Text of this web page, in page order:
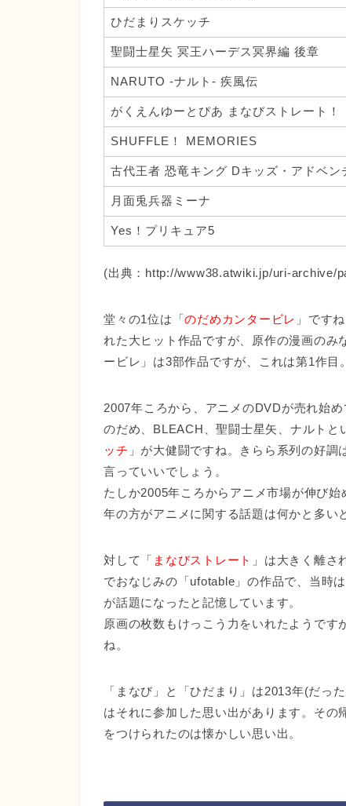
ひだまりスケッチ
聖闘士星矢 冥王ハーデス冥界編 後章
NARUTO -ナルト- 疾風伝
がくえんゆーとぴあ まなびストレート！
SHUFFLE！ MEMORIES
古代王者 恐竜キング Dキッズ・アドベン
月面兎兵器ミーナ
Yes！プリキュア5
(出典：http://www38.atwiki.jp/uri-archive/
堂々の1位は「のだめカンタービレ 」です
れた大ヒット作品ですが、原作の漫画のみ
ービレ」は3部作品ですが、これは第1作目。
2007年ころから、アニメのDVDが売れ始め
のだめ、BLEACH、聖闘士星矢、ナルトと
ッチ 」が大健闘ですね。きらら系列の好
言っていいでしょう。
たしか2005年ころからアニメ市場が伸び
年の方がアニメに関する話題は何かと多い
対して「 まなびストレート 」は大きく離さ
でおなじみの「ufotable」の作品で、当時
が話題になったと記憶しています。
原画の枚数もけっこう力をいれたようで
ね。
「まなび」と「ひだまり」は2013年(だっ
はそれに参加した思い出があります。そ
をつけられたのは懐かしい思い出。